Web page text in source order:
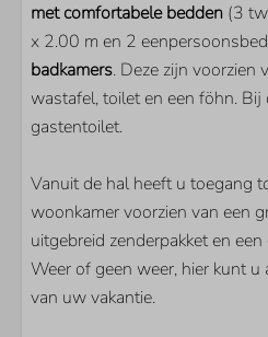
LIGGING
Tuin op het zuiden
Op loopafstand van Veerse
Rustige ligging
PARKEN
Ruiterplaat
SLAAPKAMER
met comfortabele bedden (3
x 2.00 m en 2
badkamers. Deze zijn voorzien
wastafel, toilet en een föhn. Bij
gastentoilet.
Vanuit de hal heeft u toegang
woonkamer voorzien van een
uitgebreid zenderpakket en een
Weer of geen weer, hier kunt u
van uw vakantie.